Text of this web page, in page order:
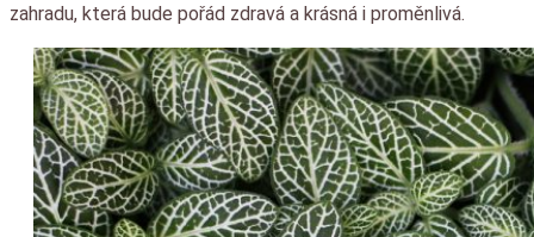
zahradu, která bude pořád zdravá a krásná i proměnlivá.